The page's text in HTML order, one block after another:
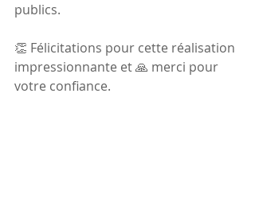
publics.
👏 Félicitations pour cette réalisation
impressionnante et 🙏 merci pour
votre confiance.